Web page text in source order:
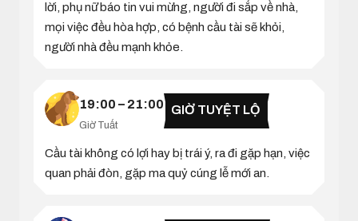
lời, phụ nữ báo tin vui mừng, người đi sắp về nhà,
mọi việc đều hòa hợp, có bệnh cầu tài sẽ khỏi,
người nhà đều mạnh khỏe.
19:00 – 21:00
Giờ Tuất
GIỜ TUYỆT LỘ
Cầu tài không có lợi hay bị trái ý, ra đi gặp hạn, việc
quan phải đòn, gặp ma quỷ cúng lễ mới an.